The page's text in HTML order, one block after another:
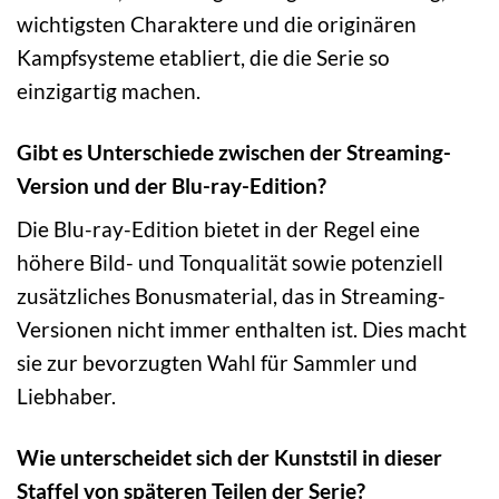
wichtigsten Charaktere und die originären
Kampfsysteme etabliert, die die Serie so
einzigartig machen.
Gibt es Unterschiede zwischen der Streaming-
Version und der Blu-ray-Edition?
Die Blu-ray-Edition bietet in der Regel eine
höhere Bild- und Tonqualität sowie potenziell
zusätzliches Bonusmaterial, das in Streaming-
Versionen nicht immer enthalten ist. Dies macht
sie zur bevorzugten Wahl für Sammler und
Liebhaber.
Wie unterscheidet sich der Kunststil in dieser
Staffel von späteren Teilen der Serie?